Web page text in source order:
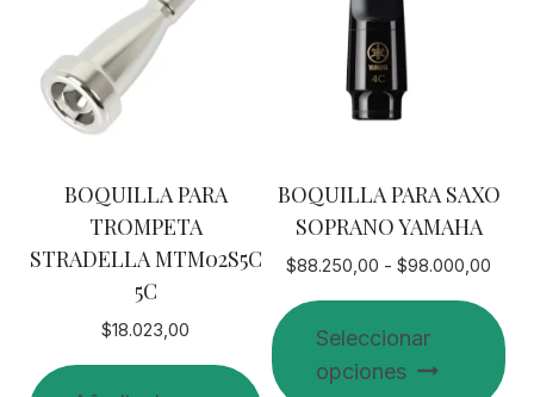
BOQUILLA PARA
TROMPETA
STRADELLA MTM02S5C
5C
$18.023,00
BOQUILLA PARA SAXO
SOPRANO YAMAHA
$88.250,00 - $98.000,00
Seleccionar
opciones